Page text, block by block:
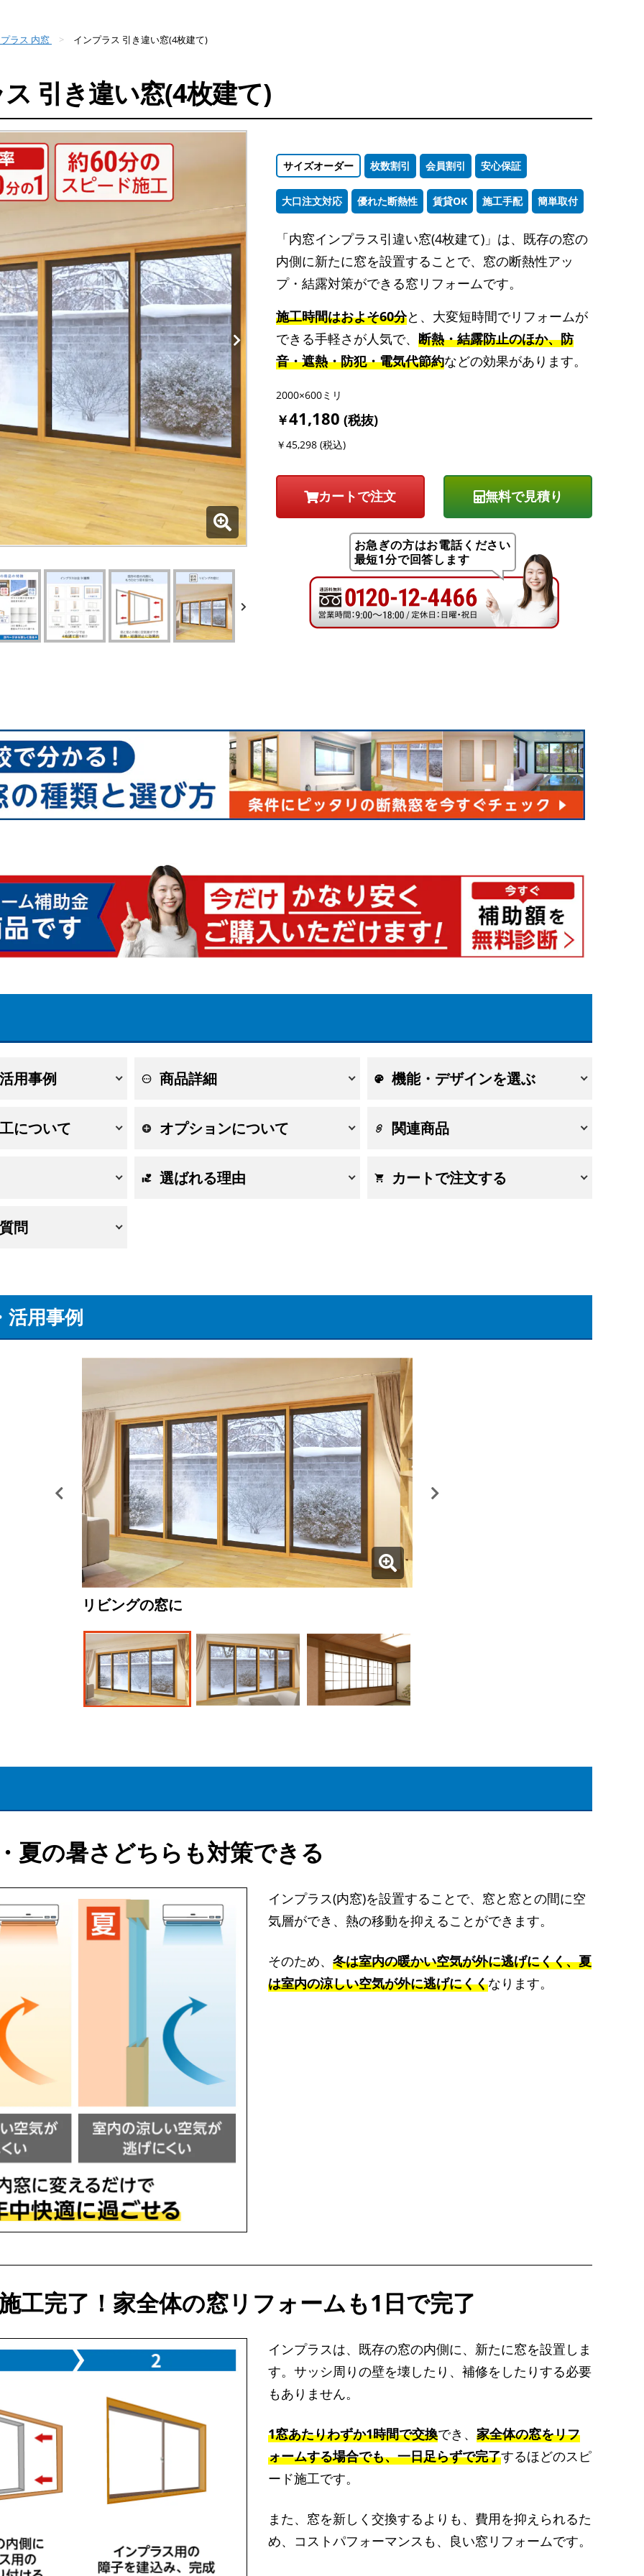
ラス 内窓 インプラス 引き違い窓(4枚建て)
引き違い窓(4枚建て)
サイズオーダー 枚数割引 会員割引 安心保証
大口注文対応 優れた断熱性 賃貸OK 施工手配 簡単取付
「内窓インプラス引違い窓(4枚建て)」は、既存の窓の
内側に新たに窓を設置することで、窓の断熱性アッ
プ・結露対策ができる窓リフォームです。
施工時間はおよそ60分と、大変短時間でリフォームが
できる手軽さが人気で、 断熱・結露防止のほか、防
音・遮熱・防犯・電気代節約などの効果があります。
2000×600ミリ
￥41,180 (税抜)
￥45,298 (税込)
無料で見積り
お急ぎの方はお電話ください
最短1分で回答します
用事例 商品詳細 機能・デザインを選ぶ
について オプションについて 関連商品
選ばれる理由 カートで注文する
問
活用事例
リビングの窓に
リビングの窓に
和室の窓に
夏の暑さどちらも対策できる
インプラス(内窓)を設置することで、窓と窓との間に空
気層ができ、熱の移動を抑えることができます。
そのため、 冬は室内の暖かい空気が外に逃げにくく、夏
は室内の涼しい空気が外に逃げにくくなります。
工完了！家全体の窓リフォームも1日で完了
インプラスは、既存の窓の内側に、新たに窓を設置しま
す。サッシ周りの壁を壊したり、補修をしたりする必要
もありません。
1窓あたりわずか1時間で交換でき、 家全体の窓をリフ
ォームする場合でも、一日足らずで完了するほどのスピ
ード施工です。
また、窓を新しく交換するよりも、費用を抑えられるた
め、コストパフォーマンスも、良い窓リフォームです。